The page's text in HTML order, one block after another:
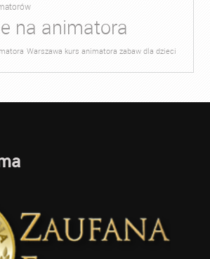
na animatora
Warszawa kurs animatora zabaw dla dzieci